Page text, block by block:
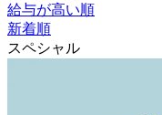
給与が高い順
新着順
スペシャル